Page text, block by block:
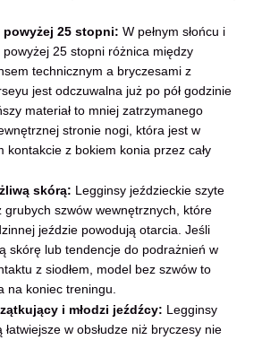
powyżej 25 stopni: W pełnym słońcu i
25 stopni różnica między
technicznym a bryczesami z
jest odczuwalna już po pół godzinie
materiał to mniej zatrzymanego
stronie nogi, która jest w
kontakcie z bokiem konia przez cały
skórą: Legginsy jeździeckie szyte
grubych szwów wewnętrznych, które
jeździe powodują otarcia. Jeśli
skórę lub tendencje do podrażnień w
z siodłem, model bez szwów to
na koniec treningu.
i młodzi jeźdźcy: Legginsy
łatwiejsze w obsłudze niż bryczesy nie